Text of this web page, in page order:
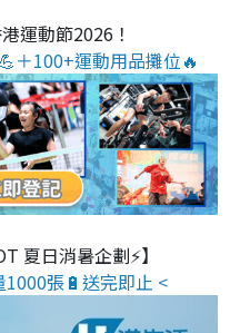
運動節2026！
＋100+運動用品攤位🔥
夏日消暑企劃⚡】
張🔋送完即止 <